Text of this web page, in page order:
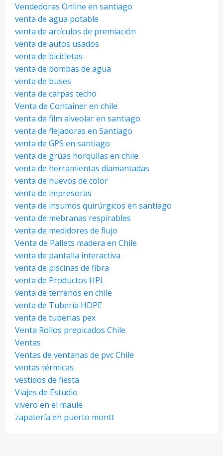
Vendedoras Online en santiago
venta de agua potable
venta de artículos de premiación
venta de autos usados
venta de bicicletas
venta de bombas de agua
venta de buses
venta de carpas techo
Venta de Container en chile
venta de film alveolar en santiago
venta de flejadoras en Santiago
venta de GPS en santiago
venta de grúas horqullas en chile
venta de herramientas diamantadas
venta de huevos de color
venta de impresoras
venta de insumos quirúrgicos en santiago
venta de mebranas respirables
venta de medidores de flujo
Venta de Pallets madera en Chile
venta de pantalla interactiva
venta de piscinas de fibra
venta de Productos HPL
venta de terrenos en chile
venta de Tubería HDPE
venta de tuberías pex
Venta Rollos prepicados Chile
Ventas
Ventas de ventanas de pvc Chile
ventas térmicas
vestidos de fiesta
Viajes de Estudio
vivero en el maule
zapatería en puerto montt